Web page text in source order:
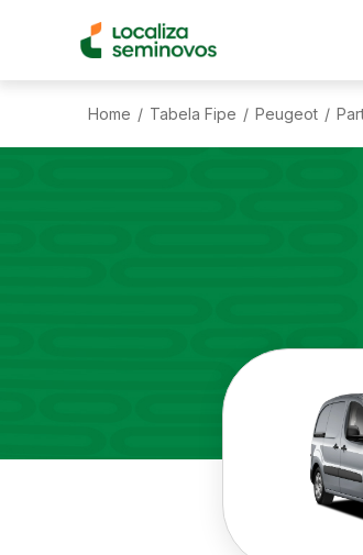
Home / Tabela Fipe / Peugeot /